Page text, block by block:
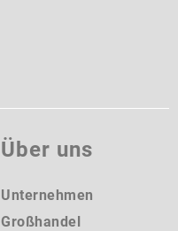
Über uns
Unternehmen
Großhandel